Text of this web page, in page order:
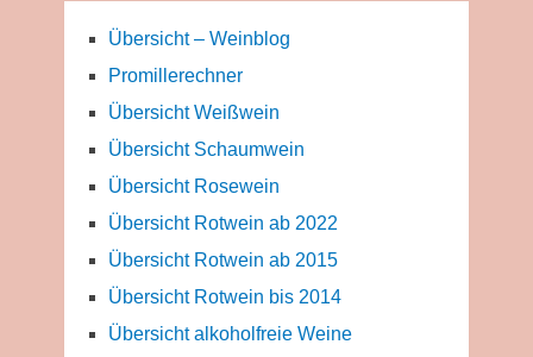
Übersicht – Weinblog
Promillerechner
Übersicht Weißwein
Übersicht Schaumwein
Übersicht Rosewein
Übersicht Rotwein ab 2022
Übersicht Rotwein ab 2015
Übersicht Rotwein bis 2014
Übersicht alkoholfreie Weine